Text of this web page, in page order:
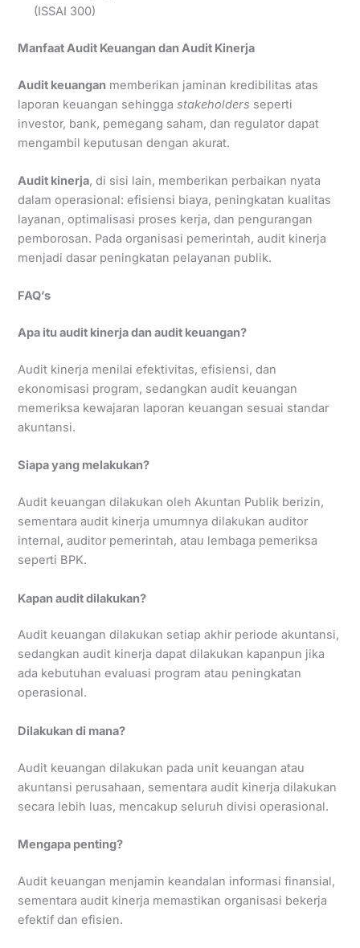
(ISSAI 300)
Manfaat Audit Keuangan dan Audit Kinerja
Audit keuangan memberikan jaminan kredibilitas atas
laporan keuangan sehinggastakeholders seperti
investor, bank, pemegang saham, dan regulator dapat
mengambil keputusan dengan akurat.
Audit kinerja, di sisi lain, memberikan perbaikan nyata
dalam operasional: efisiensi biaya, peningkatan kualitas
layanan, optimalisasi proses kerja, dan pengurangan
pemborosan. Pada organisasi pemerintah, audit kinerja
menjadi dasar peningkatan pelayanan publik.
FAQ’s
Apa itu audit kinerja dan audit keuangan?
Audit kinerja menilai efektivitas, efisiensi, dan
ekonomisasi program, sedangkan audit keuangan
memeriksa kewajaran laporan keuangan sesuai standar
akuntansi.
Siapa yang melakukan?
Audit keuangan dilakukan oleh Akuntan Publik berizin,
sementara audit kinerja umumnya dilakukan auditor
internal, auditor pemerintah, atau lembaga pemeriksa
seperti BPK.
Kapan audit dilakukan?
Audit keuangan dilakukan setiap akhir periode akuntansi,
sedangkan audit kinerja dapat dilakukan kapanpun jika
ada kebutuhan evaluasi program atau peningkatan
operasional.
Dilakukan di mana?
Audit keuangan dilakukan pada unit keuangan atau
akuntansi perusahaan, sementara audit kinerja dilakukan
secara lebih luas, mencakup seluruh divisi operasional.
Mengapa penting?
Audit keuangan menjamin keandalan informasi finansial,
sementara audit kinerja memastikan organisasi bekerja
efektif dan efisien.